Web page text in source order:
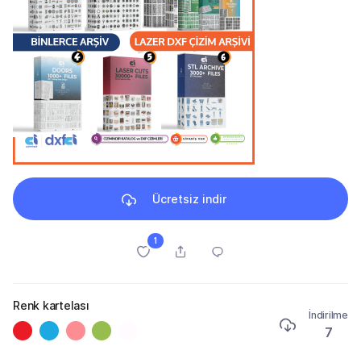
Ücretsiz indir
1
Renk kartelası
İndirilme
7